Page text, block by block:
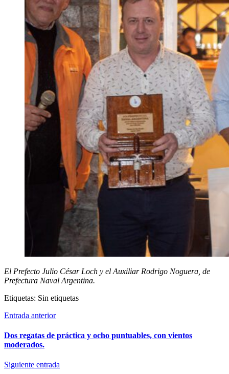
El Prefecto Julio César Loch y el Auxiliar Rodrigo Noguera, de
Prefectura Naval Argentina.
Etiquetas: Sin etiquetas
Entrada anterior
Dos regatas de práctica y ocho puntuables, con vientos
moderados.
Siguiente entrada